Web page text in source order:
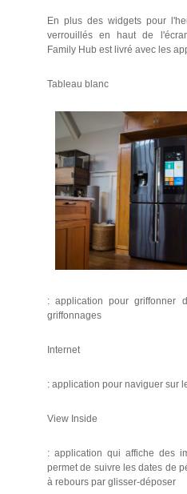
En plus des widgets pour
verrouillés en haut de
Family Hub est livré avec les
Tableau blanc
: application pour griffonner
griffonnages
Internet
: application pour naviguer sur
View Inside
: application qui affiche des
permet de suivre les dates de
à rebours par glisser-déposer